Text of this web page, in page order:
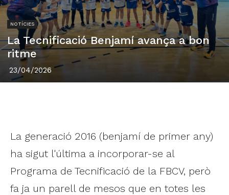
NOTÍCIES
La Tecnificació Benjamí avança a bon
ritme
23/04/2026
La generació 2016 (benjamí de primer any)
ha sigut l'última a incorporar-se al
Programa de Tecnificació de la FBCV, però
fa ja un parell de mesos que en totes les